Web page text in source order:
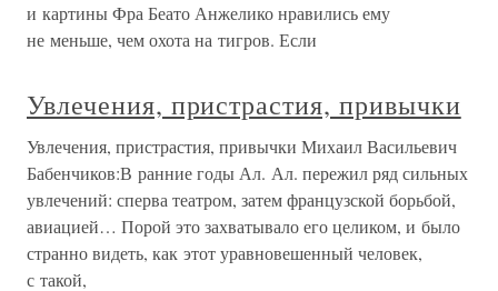
и картины Фра Беато Анжелико нравились ему
не меньше, чем охота на тигров. Если
Увлечения, пристрастия, привычки
Увлечения, пристрастия, привычки Михаил Васильевич
Бабенчиков:В ранние годы Ал. Ал. пережил ряд сильных
увлечений: сперва театром, затем французской борьбой,
авиацией… Порой это захватывало его целиком, и было
странно видеть, как этот уравновешенный человек,
с такой,